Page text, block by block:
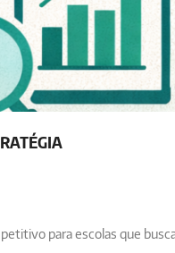
para escolas que